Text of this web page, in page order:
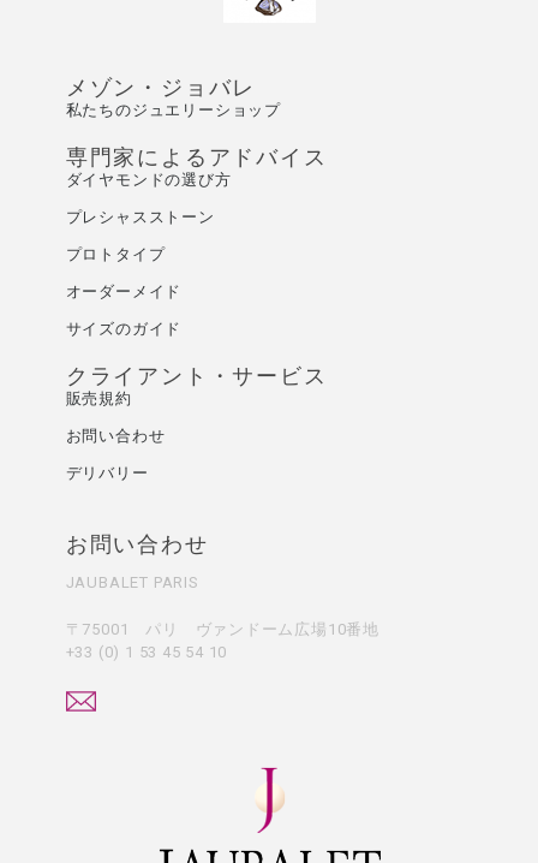
メゾン・ジョバレ
私たちのジュエリーショップ
専門家によるアドバイス
ダイヤモンドの選び方
プレシャスストーン
プロトタイプ
オーダーメイド
サイズのガイド
クライアント・サービス
販売規約
お問い合わせ
デリバリー
お問い合わせ
JAUBALET PARIS
〒75001 パリ ヴァンドーム広場10番地
+33 (0) 1 53 45 54 10